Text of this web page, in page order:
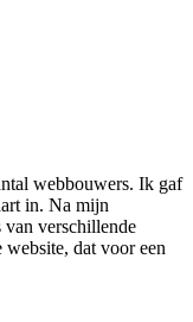
webbouwers. Ik gaf
in. Na mijn
van verschillende
dat voor een